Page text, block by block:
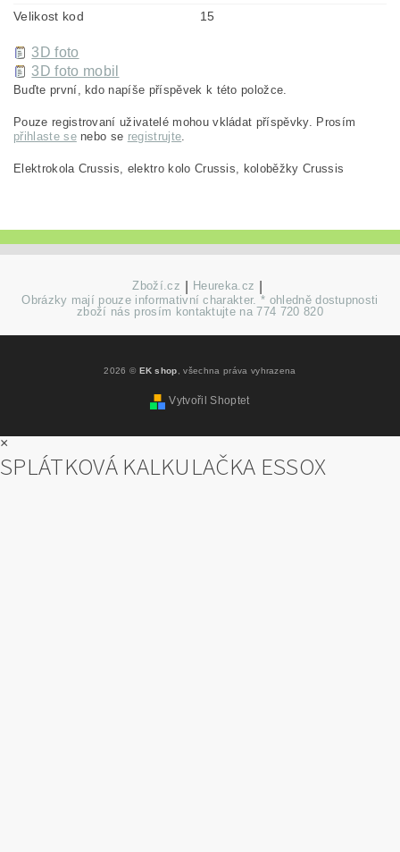
Velikost kod 15
3D foto
3D foto mobil
Buďte první, kdo napíše příspěvek k této položce.
Pouze registrovaní uživatelé mohou vkládat příspěvky. Prosím
přihlaste senebo se registrujte
Elektrokola Crussis, elektro kolo Crussis, koloběžky Crussis
Zboží.cz Heureka.cz
Obrázky mají pouze informativní charakter. * ohledně dostupnosti
zboží nás prosím kontaktujte na 774 720 820
2026 © EK shop , všechna práva vyhrazena
Vytvořil Shoptet
×
SPLÁTKOVÁ KALKULAČKA ESSOX